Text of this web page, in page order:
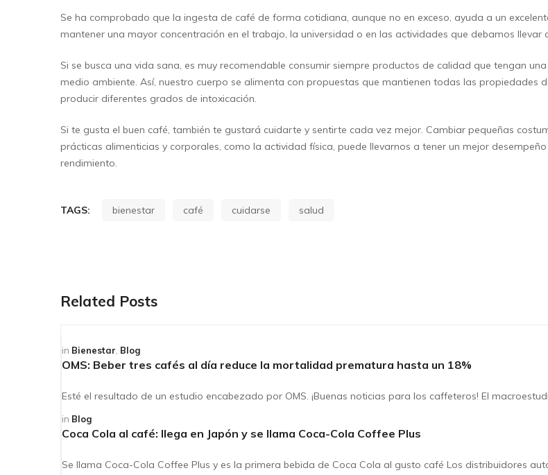
Se ha comprobado que la ingesta de café de forma cotidiana, aunque no en exceso, ayuda a un
mantener una mayor concentración en el trabajo, la universidad o en las actividades que debamos llevar
Si se busca una vida sana, es muy recomendable consumir siempre productos de calidad que tengan
medio ambiente. Así, nuestro cuerpo se alimenta con propuestas que mantienen todas las propiedades
producir diferentes grados de intoxicación.
Si te gusta el buen café, también te gustará cuidarte y sentirte cada vez mejor. Cambiar pequeñas
prácticas alimenticias y corporales, como la actividad física, puede llevarnos a tener un mejor
rendimiento.
TAGS: bienestar café cuidarse salud
Related Posts
in Bienestar Blog
OMS: Beber tres cafés al día reduce la mortalidad prematura hasta un 18%
Esté el resultado de un estudio encabezado por OMS. ¡Buenas noticias para los caffeteros! El
in Blog
Coca Cola al café: llega en Japón y se llama Coca-Cola Coffee Plus
Se llama Coca-Cola Coffee Plus y es la primera bebida de Coca Cola al gusto café Los distribuidores